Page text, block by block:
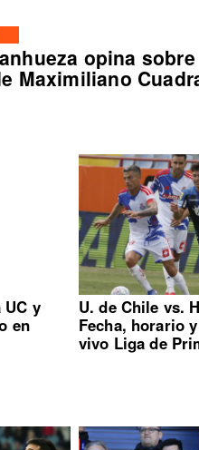
opina sobre
Maximiliano
UC y
en
U. de Chile vs.
Fecha, horario
vivo Liga de